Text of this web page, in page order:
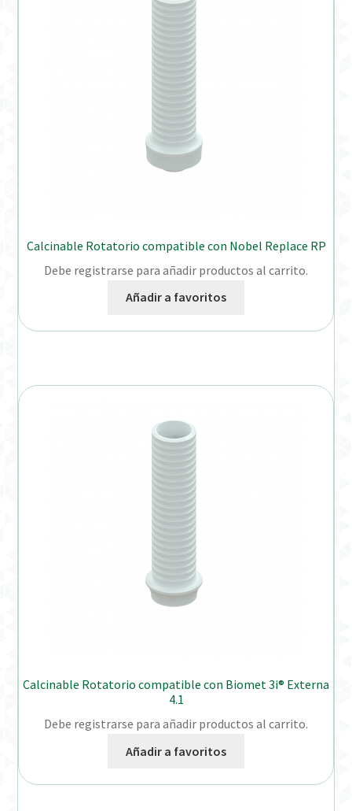
Calcinable Rotatorio compatible con Nobel Replace RP
Debe registrarse para añadir productos al carrito.
Añadir a favoritos
Calcinable Rotatorio compatible con Biomet 3i® Externa
4.1
Debe registrarse para añadir productos al carrito.
Añadir a favoritos